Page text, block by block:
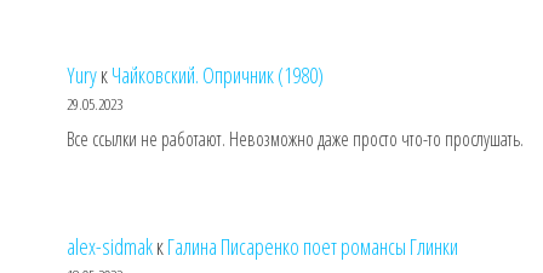
YuryкЧайковский. Опричник (1980)
29.05.2023
Все ссылки не работают. Невозможно даже просто что-то прослушать.
alex-sidmakкГалина Писаренко поет романсы Глинки